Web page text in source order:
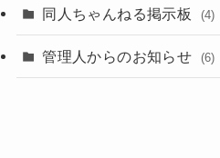
同人ちゃんねる掲示板 (4)
管理人からのお知らせ (6)